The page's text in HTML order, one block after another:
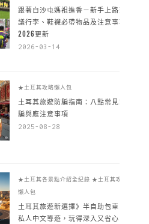
跟著白沙屯媽祖進香－新手上路建
議行李、鞋襪必帶物品及注意事項
2026更新
2026-03-14
★土耳其攻略懶人包
土耳其旅遊防騙指南：八點常見詐
騙與應注意事項
2025-08-28
★土耳其各景點介紹全紀錄 ★土耳其攻略
懶人包
土耳其旅遊新選擇》半自助包車 +
私人中文導遊，玩得深入又省心